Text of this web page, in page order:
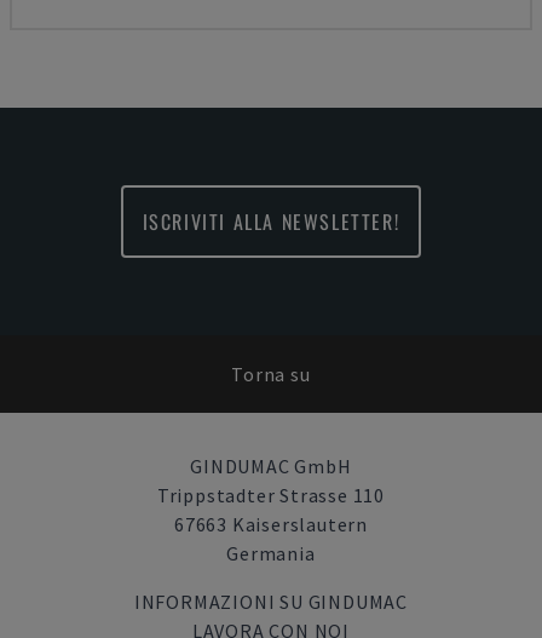
ISCRIVITI ALLA NEWSLETTER!
Torna su
GINDUMAC GmbH
Trippstadter Strasse 110
67663 Kaiserslautern
Germania
INFORMAZIONI SU GINDUMAC
LAVORA CON NOI